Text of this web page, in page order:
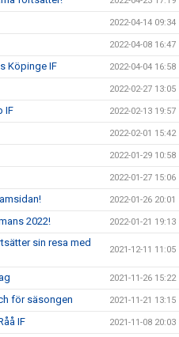
2022-04-14 09:34
2022-04-08 16:47
Köpinge IF 2022-04-04 16:58
2022-02-27 13:05
IF 2022-02-13 19:57
2022-02-01 15:42
2022-01-29 10:58
2022-01-27 15:06
2022-01-26 20:01
2022! 2022-01-21 19:13
sin resa med
2021-12-11 11:05
2021-11-26 15:22
för säsongen 2021-11-21 13:15
IF 2021-11-08 20:03